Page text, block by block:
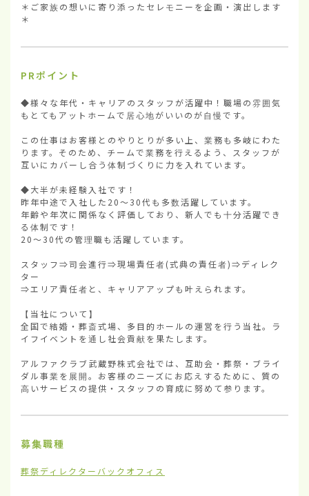
＊ご家族の想いに寄り添ったセレモニーを企画・演出します
＊
PRポイント
◆様々な年代・キャリアのスタッフが活躍中！職場の雰囲気
もとてもアットホームで居心地がいいのが自慢です。
この仕事はお客様とのやりとりが多い上、業務も多岐にわた
ります。そのため、チームで業務を行えるよう、スタッフが
互いにカバーし合う体制づくりに力を入れています。
◆大半が未経験入社です！
昨年中途で入社した20～30代も多数活躍しています。
年齢や年次に関係なく評価しており、新人でも十分活躍でき
る体制です！
20～30代の管理職も活躍しています。
スタッフ⇒司会進行⇒現場責任者(式典の責任者)⇒ディレク
ター
⇒エリア責任者と、キャリアアップも叶えられます。
【当社について】
全国で結婚・葬斎式場、多目的ホールの運営を行う当社。ラ
イフイベントを通し社会貢献を果たします。
アルファクラブ武蔵野株式会社では、互助会・葬祭・ブライ
ダル事業を展開。お客様のニーズにお応えするために、質の
高いサービスの提供・スタッフの育成に努めて参ります。
募集職種
葬祭ディレクター バックオフィス